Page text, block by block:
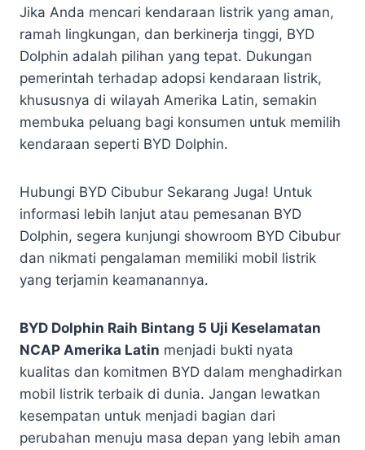
Jika Anda mencari kendaraan listrik yang aman,
ramah lingkungan, dan berkinerja tinggi, BYD
Dolphin adalah pilihan yang tepat. Dukungan
pemerintah terhadap adopsi kendaraan listrik,
khususnya di wilayah Amerika Latin, semakin
membuka peluang bagi konsumen untuk memilih
kendaraan seperti BYD Dolphin.
Hubungi BYD Cibubur Sekarang Juga! Untuk
informasi lebih lanjut atau pemesanan BYD
Dolphin, segera kunjungi showroom BYD Cibubur
dan nikmati pengalaman memiliki mobil listrik
yang terjamin keamanannya.
BYD Dolphin Raih Bintang 5 Uji Keselamatan
NCAP Amerika Latin menjadi bukti nyata
kualitas dan komitmen BYD dalam menghadirkan
mobil listrik terbaik di dunia. Jangan lewatkan
kesempatan untuk menjadi bagian dari
perubahan menuju masa depan yang lebih aman